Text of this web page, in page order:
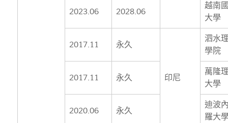
2023.06 2028.06
越南
大學
2017.11 永久
印尼
泗水
學院
2017.11 永久
萬隆
大學
2020.06 永久
迪波
羅大